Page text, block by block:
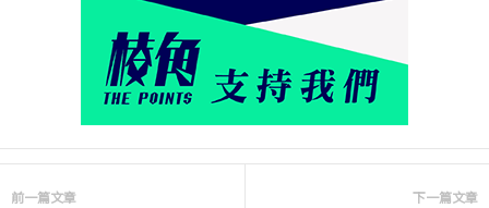
前一篇文章 下一篇文章